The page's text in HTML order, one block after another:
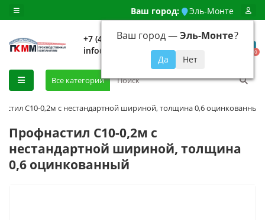
Ваш город: Эль-Монте
Ваш город —Эль-Монте?
+7 (499) 648-92-94
info@evroshtaketnikmoskva.ru
0
Все категории
С10-0,2м с нестандартной шириной, толщина 0,6 оцинкованный
Профнастил С10-0,2м с
нестандартной шириной, толщина
0,6 оцинкованный